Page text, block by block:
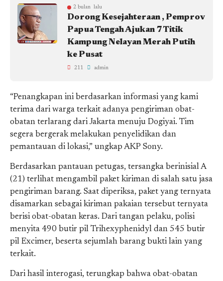
2 bulan lalu
Dorong Kesejahteraan , Pemprov
Papua Tengah Ajukan 7 Titik
Kampung Nelayan Merah Putih
ke Pusat
211 admin
“Penangkapan ini berdasarkan informasi yang kami
terima dari warga terkait adanya pengiriman obat-
obatan terlarang dari Jakarta menuju Dogiyai. Tim
segera bergerak melakukan penyelidikan dan
pemantauan di lokasi,” ungkap AKP Sony.
Berdasarkan pantauan petugas, tersangka berinisial A
(21) terlihat mengambil paket kiriman di salah satu jasa
pengiriman barang. Saat diperiksa, paket yang ternyata
disamarkan sebagai kiriman pakaian tersebut ternyata
berisi obat-obatan keras. Dari tangan pelaku, polisi
menyita 490 butir pil Trihexyphenidyl dan 545 butir
pil Excimer, beserta sejumlah barang bukti lain yang
terkait.
Dari hasil interogasi, terungkap bahwa obat-obatan